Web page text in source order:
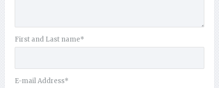
First and Last name*
E-mail Address*